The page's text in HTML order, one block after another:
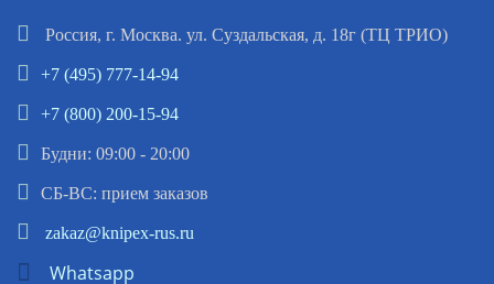
Россия, г. Москва. ул. Суздальская, д. 18г (ТЦ ТРИО)
+7 (495) 777-14-94
+7 (800) 200-15-94
Будни: 09:00 - 20:00
СБ-ВС: прием заказов
zakaz@knipex-rus.ru
Whatsapp